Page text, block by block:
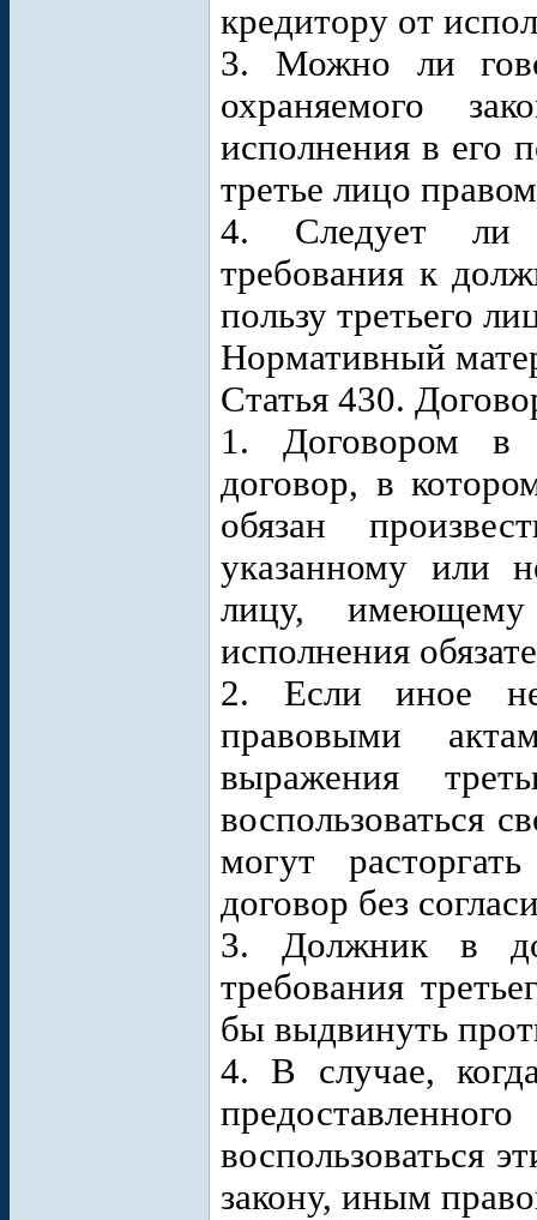
кредитору от
3. Можно ли
охраняемого
исполнения в его
третье лицо
4. Следует ли
требования к
пользу третьего
Нормативный
Статья 430.
1. Договором в
договор, в
обязан
указанному или
лицу,
исполнения
2. Если иное не
правовыми
выражения
воспользоваться
могут
договор без
3. Должник в
требования
бы выдвинуть
4. В случае,
воспользоваться
закону, иным